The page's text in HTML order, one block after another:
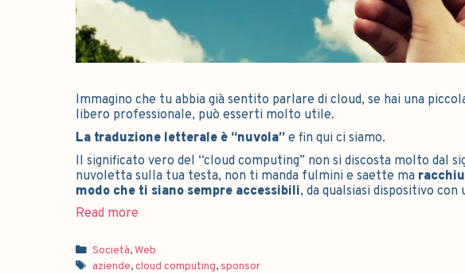
Immagino che tu abbia già sentito parlare di cloud, se hai una
libero professionale, può esserti molto utile.
La traduzione letterale è “nuvola”e fin qui ci siamo.
Il significato vero del “cloud computing” non si discosta molto dal
nuvoletta sulla tua testa, non ti manda fulmini e saette ma
modo che ti siano sempre accessibili, da qualsiasi dispositivo
Read more
Società,Web
aziende,cloud computing, sponsor